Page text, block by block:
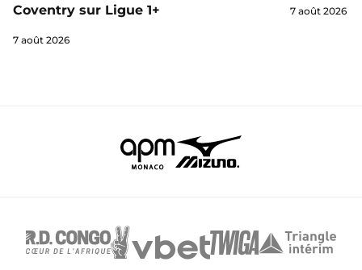
Coventry sur Ligue 1+
7 août 2026
7 août 2026